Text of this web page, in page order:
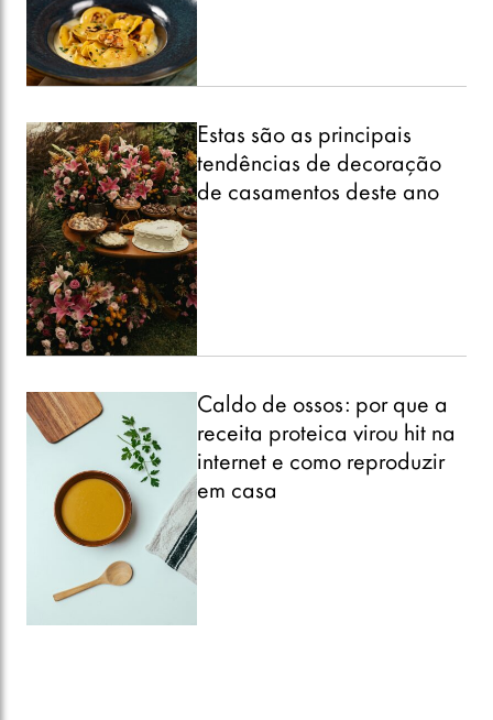
Estas são as principais
tendências de decoração
de casamentos deste ano
Caldo de ossos: por que a
receita proteica virou hit na
internet e como reproduzir
em casa